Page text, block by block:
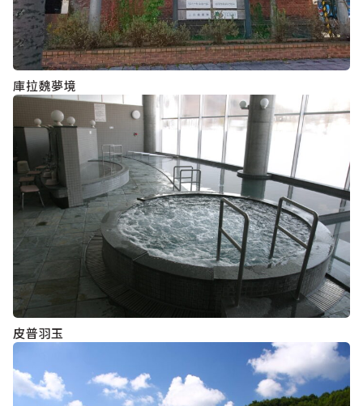
庫拉魏夢境
皮普羽玉